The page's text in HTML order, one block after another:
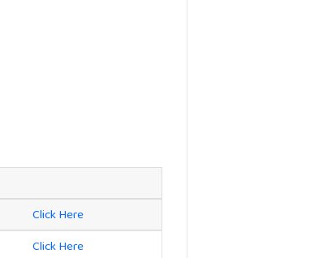
Click Here
Click Here